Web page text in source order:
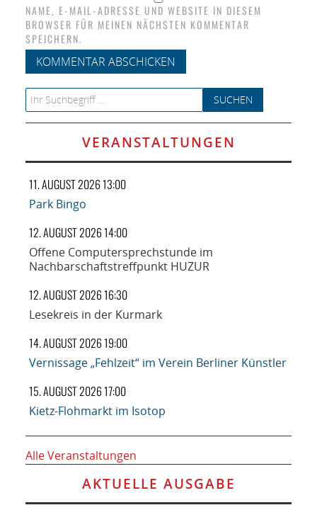
NAME, E-MAIL-ADRESSE UND WEBSITE IN DIESEM
BROWSER FÜR MEINEN NÄCHSTEN KOMMENTAR
SPEICHERN.
Search for:
VERANSTALTUNGEN
11. AUGUST 2026 13:00
Park Bingo
12. AUGUST 2026 14:00
Offene Computersprechstunde im
Nachbarschaftstreffpunkt HUZUR
12. AUGUST 2026 16:30
Lesekreis in der Kurmark
14. AUGUST 2026 19:00
Vernissage „Fehlzeit“ im Verein Berliner Künstler
15. AUGUST 2026 17:00
Kietz-Flohmarkt im Isotop
Alle Veranstaltungen
AKTUELLE AUSGABE